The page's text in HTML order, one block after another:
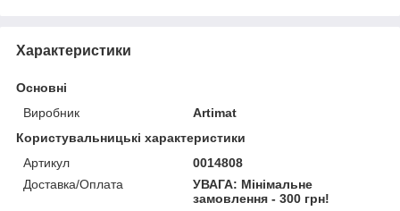
Характеристики
Основні
Виробник
Artimat
Користувальницькі характеристики
Артикул
0014808
Доставка/Оплата
УВАГА: Мінімальне
замовлення - 300 грн!